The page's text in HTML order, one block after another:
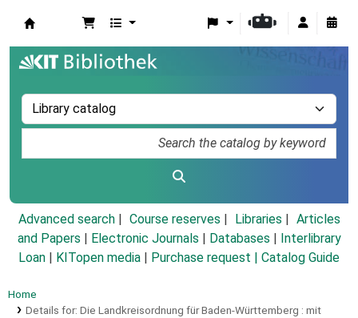
Advanced search Course reserves Libraries
Articles
and Papers
Electronic Journals Databases
Interlibrary
Loan
KITopen media Purchase request | Catalog Guide
Home
Details for: Die Landkreisordnung für Baden-Württemberg : mit